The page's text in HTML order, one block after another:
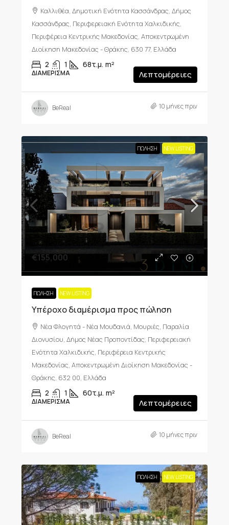
Καλλιθέα, Δημοτική Ενότητα Κασσάνδρας, Δήμος
Κασσάνδρας, Περιφερειακή Ενότητα Χαλκιδικής,
Περιφέρεια Κεντρικής Μακεδονίας, Αποκεντρωμένη
Διοίκηση Μακεδονίας - Θράκης, 630 77, Ελλάδα
2 1 68τ.μ. m²
ΔΙΑΜΈΡΙΣΜΑ Λεπτομέρειες
BeReal 10 μήνες πριν
ΠΏΛΗΣΗ NEW LISTING
€155,000
ΠΏΛΗΣΗ NEW LISTING
Υπέροχο διαμέρισμα προς πώληση
Νέα Φλογητά - Νέα Μουδανιά, Μουριές, Παραλία
Διονυσίου, Δήμος Νέας Προποντίδας, Περιφερειακή
Ενότητα Χαλκιδικής, Περιφέρεια Κεντρικής
Μακεδονίας, Αποκεντρωμένη Διοίκηση Μακεδονίας -
Θράκης, 632 00, Ελλάδα
2 1 60τ.μ. m²
ΔΙΑΜΈΡΙΣΜΑ Λεπτομέρειες
BeReal 10 μήνες πριν
ΠΏΛΗΣΗ NEW LISTING